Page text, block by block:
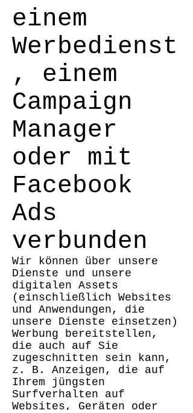
einem
Werbedienst
, einem
Campaign
Manager
oder mit
Facebook
Ads
verbunden
Wir können über unsere
Dienste und unsere
digitalen Assets
(einschließlich Websites
und Anwendungen, die
unsere Dienste einsetzen)
Werbung bereitstellen,
die auch auf Sie
zugeschnitten sein kann,
z. B. Anzeigen, die auf
Ihrem jüngsten
Surfverhalten auf
Websites, Geräten oder